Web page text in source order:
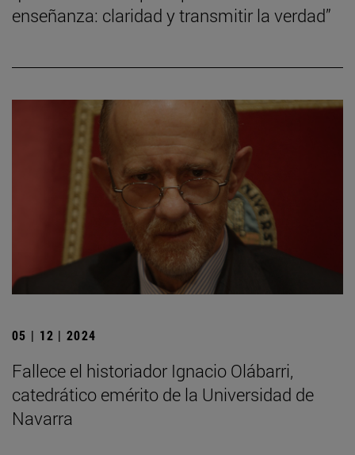
enseñanza: claridad y transmitir la verdad”
05 | 12 | 2024
Fallece el historiador Ignacio Olábarri,
catedrático emérito de la Universidad de
Navarra